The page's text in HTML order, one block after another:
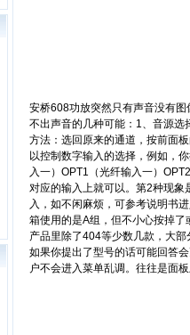
安桥608功放突然只有声音没有图
不出声音的几种可能：1、音源
方法：选回原来的通道，按前面
以控制数字输入的选择，例如，
入一）OPT1（光纤输入一）
对应的输入上就可以。第2种现象
入，如不闲麻烦，可参考说明书
箱使用的是A组，但不小心按掉
产品里除了404等少数几款，大
如果你提出了型号的话可能回答
户不会进入菜单乱调。往往是面